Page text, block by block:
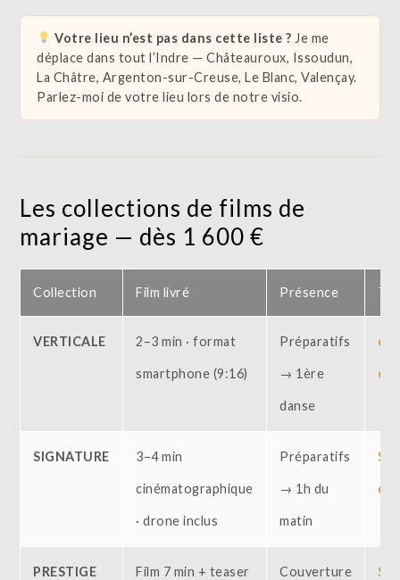
Votre lieu n’est pas dans cette liste ? Je me
déplace dans tout l’Indre — Châteauroux, Issoudun,
La Châtre, Argenton-sur-Creuse, Le Blanc, Valençay.
Parlez-moi de votre lieu lors de notre visio.
Les collections de films de
mariage — dès 1 600 €
Collection Film livré Présence
VERTICALE 2–3 min · format
smartphone (9:16)
Préparatifs
→ 1ère
danse
SIGNATURE 3–4 min
cinématographique
· drone inclus
Préparatifs
→ 1h du
matin
Sur
PRESTIGE Film 7 min + teaser Couverture Sur